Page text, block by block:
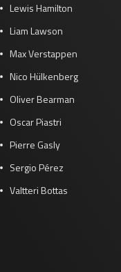
Lewis Hamilton
Liam Lawson
Max Verstappen
Nico Hülkenberg
Oliver Bearman
Oscar Piastri
Pierre Gasly
Sergio Pérez
Valtteri Bottas